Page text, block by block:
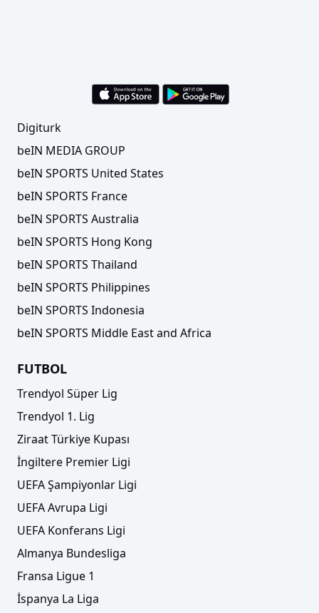
Digiturk
beIN MEDIA GROUP
beIN SPORTS United States
beIN SPORTS France
beIN SPORTS Australia
beIN SPORTS Hong Kong
beIN SPORTS Thailand
beIN SPORTS Philippines
beIN SPORTS Indonesia
beIN SPORTS Middle East and Africa
FUTBOL
Trendyol Süper Lig
Trendyol 1. Lig
Ziraat Türkiye Kupası
İngiltere Premier Ligi
UEFA Şampiyonlar Ligi
UEFA Avrupa Ligi
UEFA Konferans Ligi
Almanya Bundesliga
Fransa Ligue 1
İspanya La Liga